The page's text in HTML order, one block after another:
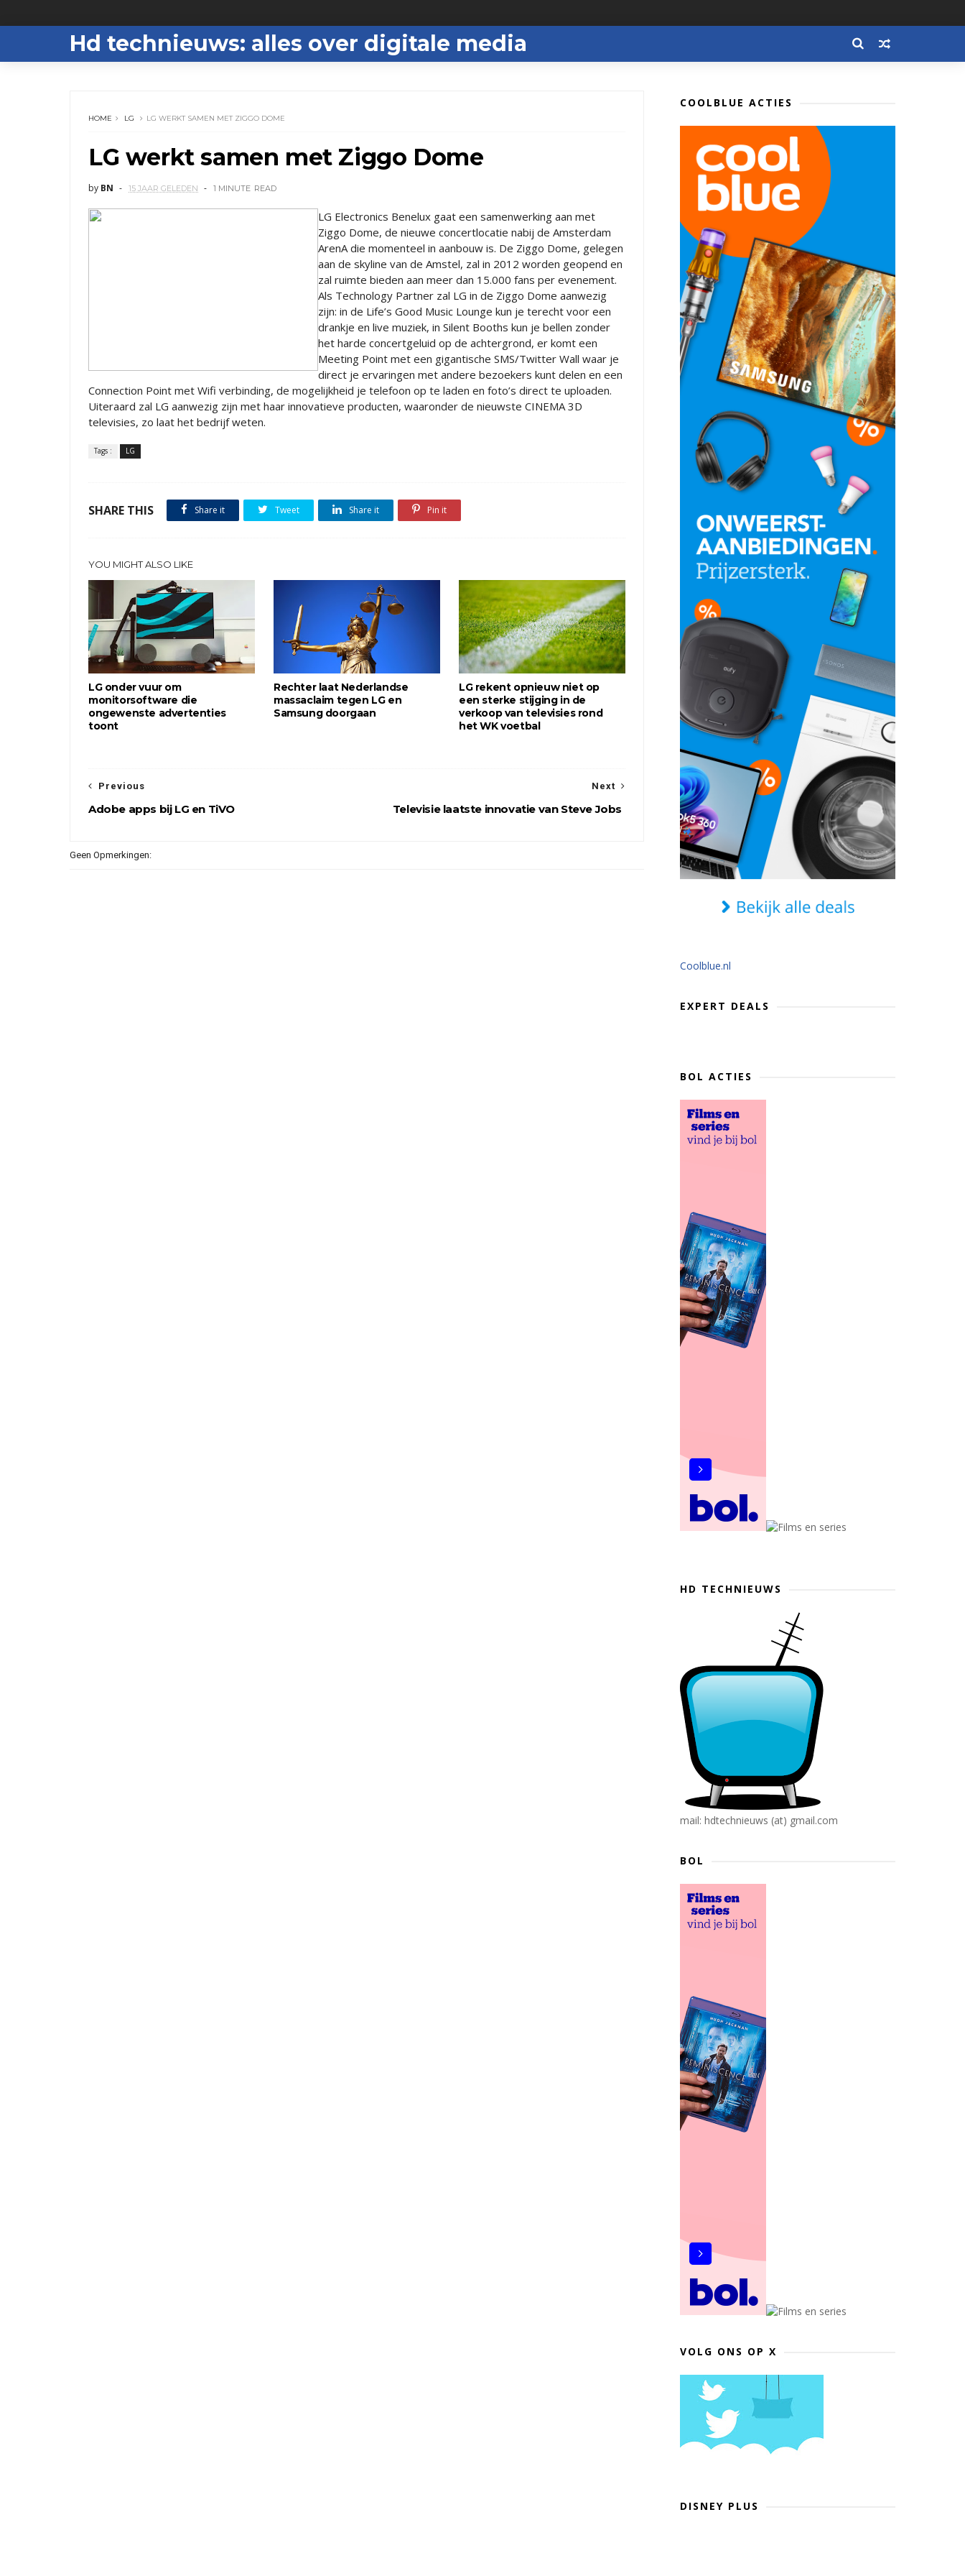
Hd technieuws: alles over digitale media
HOME LG LG WERKT SAMEN MET ZIGGO DOME
LG werkt samen met Ziggo Dome
by BN 15 JAAR GELEDEN 1 MINUTE READ
LG Electronics Benelux gaat een samenwerking aan met
Ziggo Dome, de nieuwe concertlocatie nabij de Amsterdam
ArenA die momenteel in aanbouw is. De Ziggo Dome, gelegen
aan de skyline van de Amstel, zal in 2012 worden geopend en
zal ruimte bieden aan meer dan 15.000 fans per evenement.
Als Technology Partner zal LG in de Ziggo Dome aanwezig
zijn: in de Life’s Good Music Lounge kun je terecht voor een
drankje en live muziek, in Silent Booths kun je bellen zonder
het harde concertgeluid op de achtergrond, er komt een
Meeting Point met een gigantische SMS/Twitter Wall waar je
direct je ervaringen met andere bezoekers kunt delen en een
Connection Point met Wifi verbinding, de mogelijkheid je telefoon op te laden en foto’s direct te uploaden.
Uiteraard zal LG aanwezig zijn met haar innovatieve producten, waaronder de nieuwste CINEMA 3D
televisies, zo laat het bedrijf weten.
Tags : LG
SHARE THIS Share it Tweet Share it Pin it
YOU MIGHT ALSO LIKE
LG onder vuur om
monitorsoftware die
ongewenste advertenties
toont
Rechter laat Nederlandse
massaclaim tegen LG en
Samsung doorgaan
LG rekent opnieuw niet op
een sterke stijging in de
verkoop van televisies rond
het WK voetbal
Next
Televisie laatste innovatie van Steve Jobs
Previous
Adobe apps bij LG en TiVO
Geen Opmerkingen:
COOLBLUE ACTIES
Coolblue.nl
EXPERT DEALS
BOL ACTIES
HD TECHNIEUWS
mail: hdtechnieuws (at) gmail.com
BOL
VOLG ONS OP X
DISNEY PLUS